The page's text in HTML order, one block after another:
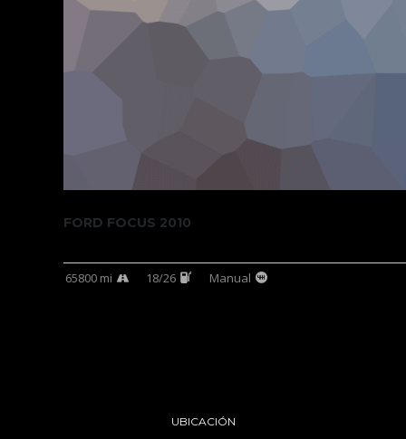
FORD FOCUS 2010
65800 mi 18/26 Manual
UBICACIÓN